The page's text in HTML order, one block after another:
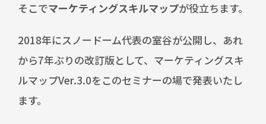
そこでマーケティングスキルマップが役立ちます。
2018年にスノードーム代表の室谷が公開し、あれ
から7年ぶりの改訂版として、マーケティングスキ
ルマップVer.3.0をこのセミナーの場で発表いたし
ます。